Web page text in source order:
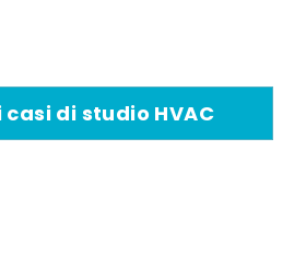
di studio HVAC